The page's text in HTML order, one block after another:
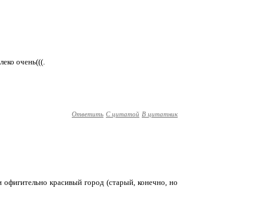
очень(((.
Ответить С цитатой В цитатник
красивый город (старый, конечно, но